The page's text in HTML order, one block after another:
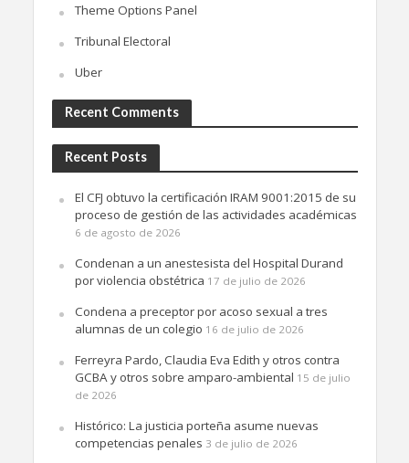
Theme Options Panel
Tribunal Electoral
Uber
Recent Comments
Recent Posts
El CFJ obtuvo la certificación IRAM 9001:2015 de su
proceso de gestión de las actividades académicas
6 de agosto de 2026
Condenan a un anestesista del Hospital Durand
por violencia obstétrica 17 de julio de 2026
Condena a preceptor por acoso sexual a tres
alumnas de un colegio 16 de julio de 2026
Ferreyra Pardo, Claudia Eva Edith y otros contra
GCBA y otros sobre amparo-ambiental 15 de julio
de 2026
Histórico: La justicia porteña asume nuevas
competencias penales 3 de julio de 2026